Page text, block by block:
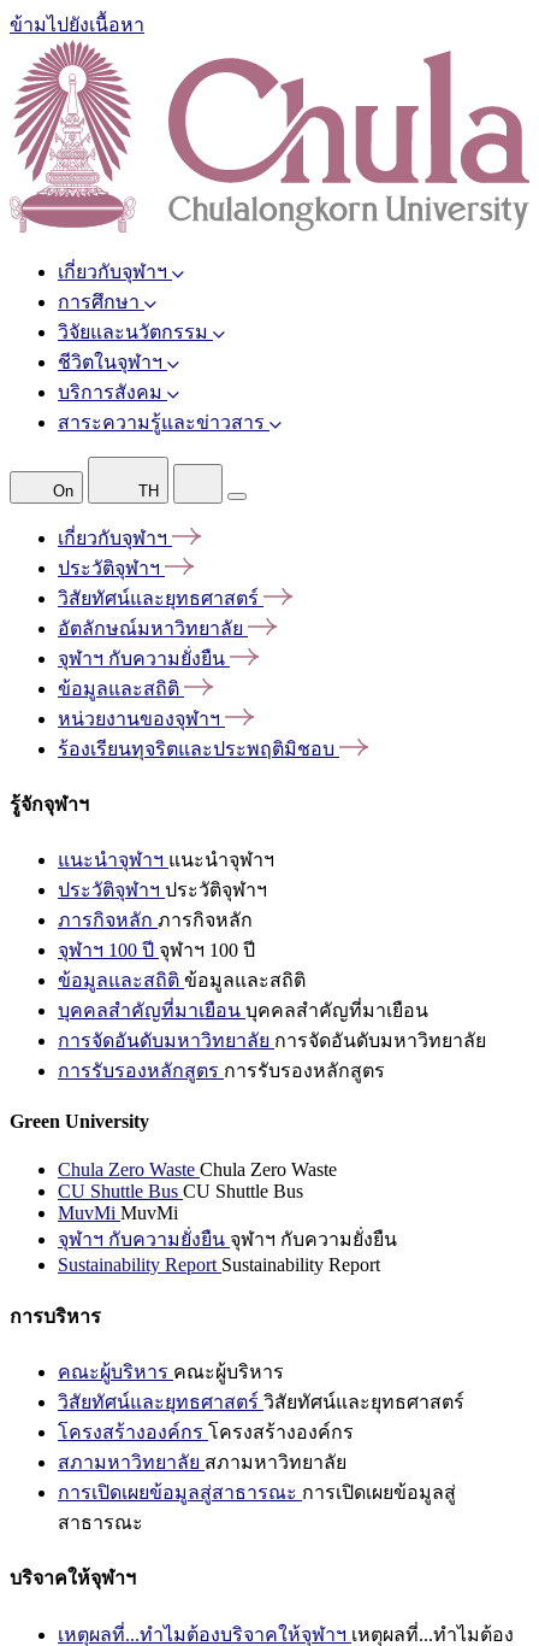
ข้ามไปยังเนื้อหา
เกี่ยวกับจุฬาฯ
การศึกษา
วิจัยและนวัตกรรม
ชีวิตในจุฬาฯ
บริการสังคม
สาระความรู้และข่าวสาร
On TH
เกี่ยวกับจุฬาฯ
ประวัติจุฬาฯ
วิสัยทัศน์และยุทธศาสตร์
อัตลักษณ์มหาวิทยาลัย
จุฬาฯ กับความยั่งยืน
ข้อมูลและสถิติ
หน่วยงานของจุฬาฯ
ร้องเรียนทุจริตและประพฤติมิชอบ
รู้จักจุฬาฯ
แนะนำจุฬาฯ แนะนำจุฬาฯ
ประวัติจุฬาฯ ประวัติจุฬาฯ
ภารกิจหลัก ภารกิจหลัก
จุฬาฯ 100 ปี จุฬาฯ 100 ปี
ข้อมูลและสถิติ ข้อมูลและสถิติ
บุคคลสำคัญที่มาเยือน บุคคลสำคัญที่มาเยือน
การจัดอันดับมหาวิทยาลัย การจัดอันดับมหาวิทยาลัย
การรับรองหลักสูตร การรับรองหลักสูตร
Green University
Chula Zero Waste Chula Zero Waste
CU Shuttle Bus CU Shuttle Bus
MuvMi MuvMi
จุฬาฯ กับความยั่งยืน จุฬาฯ กับความยั่งยืน
Sustainability Report Sustainability Report
การบริหาร
คณะผู้บริหาร คณะผู้บริหาร
วิสัยทัศน์และยุทธศาสตร์ วิสัยทัศน์และยุทธศาสตร์
โครงสร้างองค์กร โครงสร้างองค์กร
สภามหาวิทยาลัย สภามหาวิทยาลัย
การเปิดเผยข้อมูลสู่สาธารณะ การเปิดเผยข้อมูลสู่
สาธารณะ
บริจาคให้จุฬาฯ
เหตุผลที่...ทำไมต้องบริจาคให้จุฬาฯ เหตุผลที่...ทำไมต้อง